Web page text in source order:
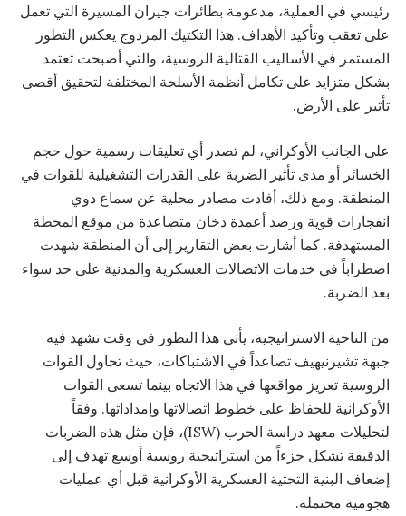
رئيسي في العملية، مدعومة بطائرات جيران المسيرة التي تعمل
على تعقب وتأكيد الأهداف. هذا التكتيك المزدوج يعكس التطور
المستمر في الأساليب القتالية الروسية، والتي أصبحت تعتمد
بشكل متزايد على تكامل أنظمة الأسلحة المختلفة لتحقيق أقصى
تأثير على الأرض.
على الجانب الأوكراني، لم تصدر أي تعليقات رسمية حول حجم
الخسائر أو مدى تأثير الضربة على القدرات التشغيلية للقوات في
المنطقة. ومع ذلك، أفادت مصادر محلية عن سماع دوي
انفجارات قوية ورصد أعمدة دخان متصاعدة من موقع المحطة
المستهدفة. كما أشارت بعض التقارير إلى أن المنطقة شهدت
اضطراباً في خدمات الاتصالات العسكرية والمدنية على حد سواء
بعد الضربة.
من الناحية الاستراتيجية، يأتي هذا التطور في وقت تشهد فيه
جبهة تشيرنيهيف تصاعداً في الاشتباكات، حيث تحاول القوات
الروسية تعزيز مواقعها في هذا الاتجاه بينما تسعى القوات
الأوكرانية للحفاظ على خطوط اتصالاتها وإمداداتها. وفقاً
لتحليلات معهد دراسة الحرب (ISW)، فإن مثل هذه الضربات
الدقيقة تشكل جزءاً من استراتيجية روسية أوسع تهدف إلى
إضعاف البنية التحتية العسكرية الأوكرانية قبل أي عمليات
هجومية محتملة.